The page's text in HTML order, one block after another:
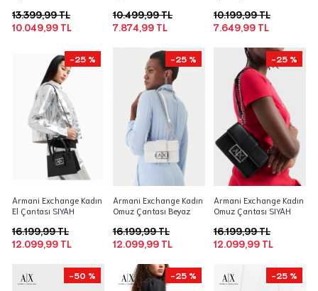
10.049,99 TL
13.399,99 TL
7.874,99 TL
10.499,99 TL
7.649,99 TL
10.199,99 TL
-25 %
Armani Exchange Kadın
El Çantası SIYAH
12.099,99 TL
16.199,99 TL
-25 %
Armani Exchange Kadın
Omuz Çantası Beyaz
12.099,99 TL
16.199,99 TL
-25 %
Armani Exchange Kadın
Omuz Çantası SIYAH
12.099,99 TL
16.199,99 TL
-50 % -25 % -25 %